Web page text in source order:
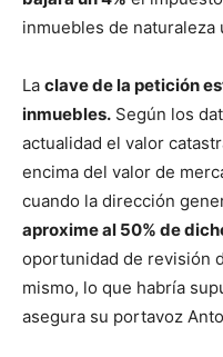
inmuebles de naturaleza
La clave de la petición
inmuebles. Según los
actualidad el valor
encima del valor de
cuando la dirección
aproxime al 50% de
oportunidad de revisión
mismo, lo que habría
asegura su portavoz